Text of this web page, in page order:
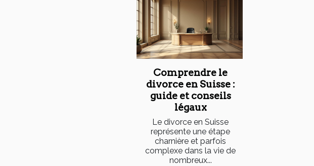
Comprendre le
divorce en Suisse :
guide et conseils
légaux
Le divorce en Suisse
représente une étape
charnière et parfois
complexe dans la vie de
nombreux...